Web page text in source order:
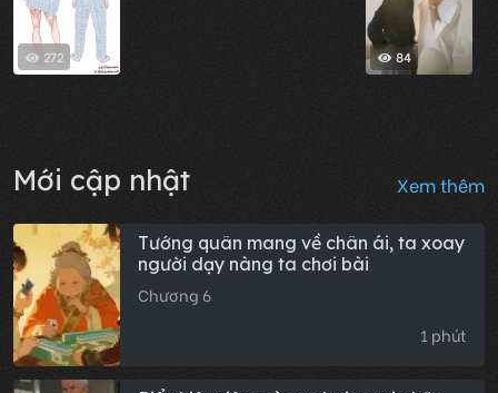
272 84
Mới cập nhật Xem thêm
Tướng quân mang về chân ái, ta xoay
người dạy nàng ta chơi bài
Chương 6
1 phút